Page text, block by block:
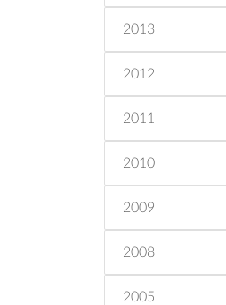
2013
2012
2011
2010
2009
2008
2005